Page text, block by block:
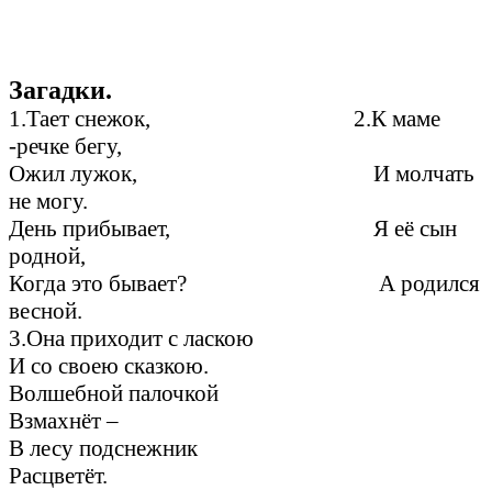
Загадки.
1.Тает снежок, 2.К маме
-речке бегу,
Ожил лужок, И молчать
не могу.
День прибывает, Я её сын
родной,
Когда это бывает? А родился
весной.
3.Она приходит с ласкою
И со своею сказкою.
Волшебной палочкой
Взмахнёт –
В лесу подснежник
Расцветёт.